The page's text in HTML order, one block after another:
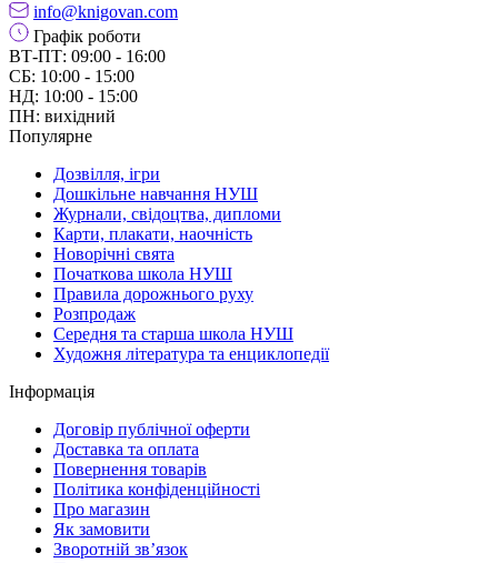
info@knigovan.com
Графік роботи
ВТ-ПТ: 09:00 - 16:00
СБ: 10:00 - 15:00
НД: 10:00 - 15:00
ПН: вихідний
Популярне
Дозвілля, ігри
Дошкільне навчання НУШ
Журнали, свідоцтва, дипломи
Карти, плакати, наочність
Новорічні свята
Початкова школа НУШ
Правила дорожнього руху
Розпродаж
Середня та старша школа НУШ
Художня література та енциклопедії
Інформація
Договір публічної оферти
Доставка та оплата
Повернення товарів
Політика конфіденційності
Про магазин
Як замовити
Зворотній зв’язок